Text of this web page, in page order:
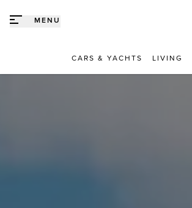
MENU
CARS & YACHTS LIVING